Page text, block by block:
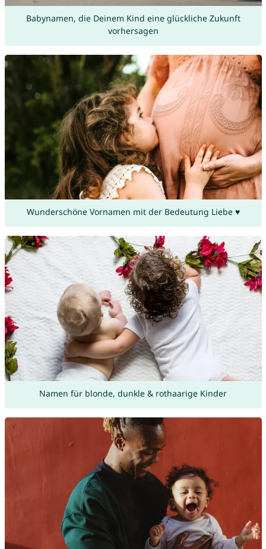
Babynamen, die Deinem Kind eine glückliche Zukunft
vorhersagen
Wunderschöne Vornamen mit der Bedeutung Liebe ♥
Namen für blonde, dunkle & rothaarige Kinder